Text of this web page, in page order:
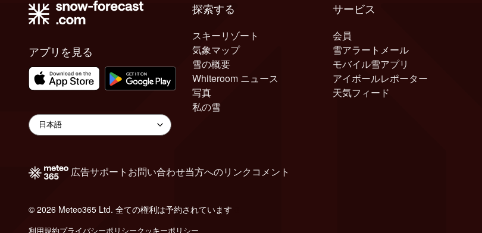
アプリを見る
探索する
スキーリゾート
気象マップ
雪の概要
Whiteroom ニュース
写真
私の雪
サービス
会員
雪アラートメール
モバイル雪アプリ
アイボールレポーター
天気フィード
広告サポート お問い合わせ当方へのリンク コメント
© 2026 Meteo365 Ltd. 全ての権利は予約されています
利用規約プライバシーポリシークッキーポリシー